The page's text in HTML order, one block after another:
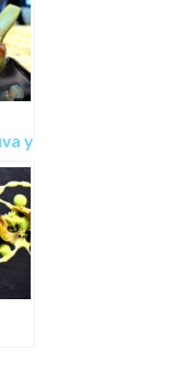
y